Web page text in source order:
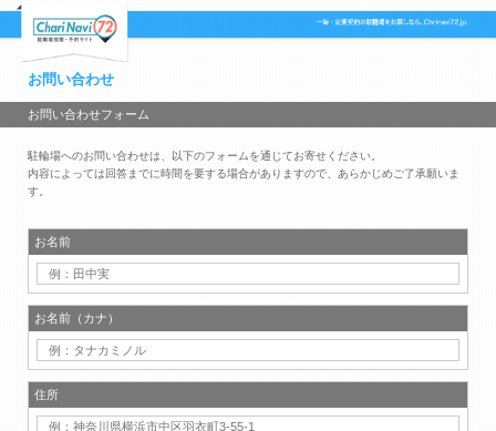
お問い合わせ
お問い合わせフォーム
駐輪場へのお問い合わせは、以下のフォームを通じてお寄せください。
内容によっては回答までに時間を要する場合がありますので、あらかじめご了承願いま
す。
お名前
お名前（カナ）
住所